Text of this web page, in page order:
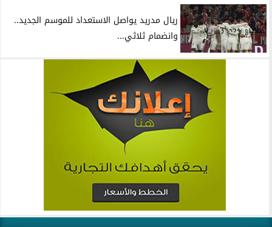
ريال مدريد يواصل الاستعداد للموسم الجديد..
وانضمام ثلاثي...